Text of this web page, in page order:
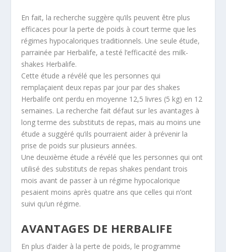
En fait, la recherche suggère qu’ils peuvent être plus
efficaces pour la perte de poids à court terme que les
régimes hypocaloriques traditionnels. Une seule étude,
parrainée par Herbalife, a testé l’efficacité des milk-
shakes Herbalife.
Cette étude a révélé que les personnes qui
remplaçaient deux repas par jour par des shakes
Herbalife ont perdu en moyenne 12,5 livres (5 kg) en 12
semaines. La recherche fait défaut sur les avantages à
long terme des substituts de repas, mais au moins une
étude a suggéré qu’ils pourraient aider à prévenir la
prise de poids sur plusieurs années.
Une deuxième étude a révélé que les personnes qui ont
utilisé des substituts de repas shakes pendant trois
mois avant de passer à un régime hypocalorique
pesaient moins après quatre ans que celles qui n’ont
suivi qu’un régime.
AVANTAGES DE HERBALIFE
En plus d’aider à la perte de poids, le programme